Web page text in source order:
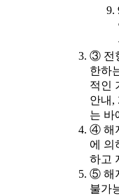
③ 전
한하
적인
안내,
는 바
④ 해
에 의
하고
⑤ 해
불가